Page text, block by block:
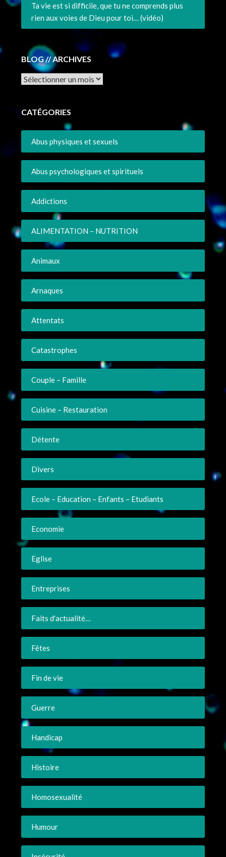
Ta vie est si difficile, que tu ne comprends plus
rien aux voies de Dieu pour toi… (vidéo)
BLOG // ARCHIVES
Archives
CATÉGORIES
Abus physiques et sexuels
Abus psychologiques et spirituels
Addictions
ALIMENTATION – NUTRITION
Animaux
Arnaques
Attentats
Catastrophes
Couple – Famille
Cuisine – Restauration
Détente
Divers
Ecole – Education – Enfants – Etudiants
Economie
Eglise
Entreprises
Faits d'actualité…
Fêtes
Fin de vie
Guerre
Handicap
Histoire
Homosexualité
Humour